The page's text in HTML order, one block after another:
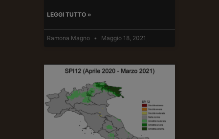
LEGGI TUTTO »
Ramona Magno Maggio 18, 2021